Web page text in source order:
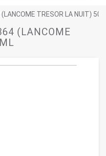
ТRESOR LA NUIT) 50
(LANCOME